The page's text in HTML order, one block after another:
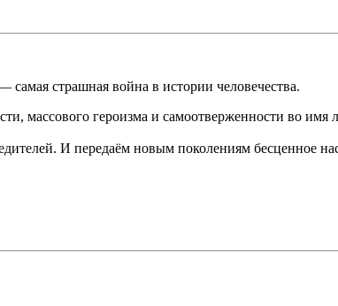
самая страшная война в истории человечества.
массового героизма и самоотверженности во
И передаём новым поколениям бесценное